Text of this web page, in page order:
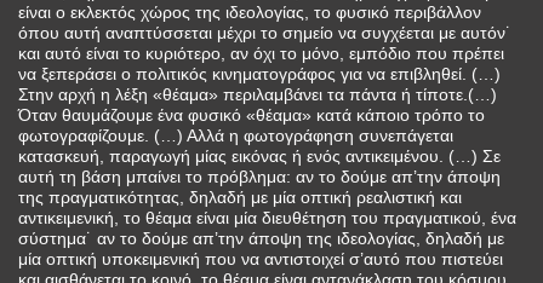
είναι ο εκλεκτός χώρος της ιδεολογίας, το φυσικό περιβάλλον
όπου αυτή αναπτύσσεται μέχρι το σημείο να συγχέεται με αυτόν˙
και αυτό είναι το κυριότερο, αν όχι το μόνο, εμπόδιο που πρέπει
να ξεπεράσει ο πολιτικός κινηματογράφος για να επιβληθεί. (…)
Στην αρχή η λέξη «θέαμα» περιλαμβάνει τα πάντα ή τίποτε.(…)
Όταν θαυμάζουμε ένα φυσικό «θέαμα» κατά κάποιο τρόπο το
φωτογραφίζουμε. (…) Αλλά η φωτογράφηση συνεπάγεται
κατασκευή, παραγωγή μίας εικόνας ή ενός αντικειμένου. (…) Σε
αυτή τη βάση μπαίνει το πρόβλημα: αν το δούμε απ’την άποψη
της πραγματικότητας, δηλαδή με μία οπτική ρεαλιστική και
αντικειμενική, το θέαμα είναι μία διευθέτηση του πραγματικού, ένα
σύστημα˙ αν το δούμε απ’την άποψη της ιδεολογίας, δηλαδή με
μία οπτική υποκειμενική που να αντιστοιχεί σ’αυτό που πιστεύει